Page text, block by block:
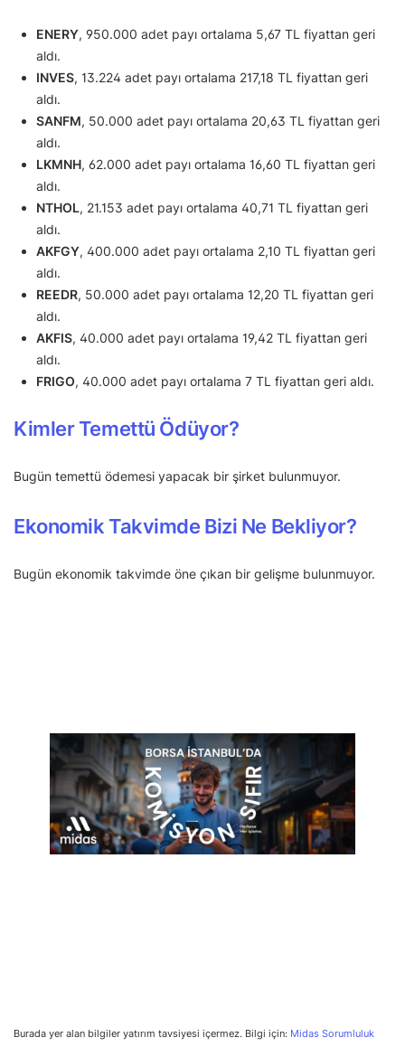
ENERY, 950.000 adet payı ortalama 5,67 TL fiyattan geri
aldı.
INVES, 13.224 adet payı ortalama 217,18 TL fiyattan geri
aldı.
SANFM, 50.000 adet payı ortalama 20,63 TL fiyattan geri
aldı.
LKMNH, 62.000 adet payı ortalama 16,60 TL fiyattan geri
aldı.
NTHOL, 21.153 adet payı ortalama 40,71 TL fiyattan geri
aldı.
AKFGY, 400.000 adet payı ortalama 2,10 TL fiyattan geri
aldı.
REEDR, 50.000 adet payı ortalama 12,20 TL fiyattan geri
aldı.
AKFIS, 40.000 adet payı ortalama 19,42 TL fiyattan geri
aldı.
FRIGO, 40.000 adet payı ortalama 7 TL fiyattan geri aldı.
Kimler Temettü Ödüyor?
Bugün temettü ödemesi yapacak bir şirket bulunmuyor.
Ekonomik Takvimde Bizi Ne Bekliyor?
Bugün ekonomik takvimde öne çıkan bir gelişme bulunmuyor.
Burada yer alan bilgiler yatırım tavsiyesi içermez. Bilgi için: Midas Sorumluluk